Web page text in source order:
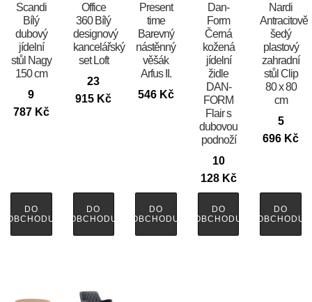
Scandi
Bílý
dubový
jídelní
stůl Nagy
150 cm
9
787 Kč
DO
OBCHODU
Office
360 Bílý
designový
kancelářský
set Loft
23
915 Kč
DO
OBCHODU
Present
time
Barevný
nástěnný
věšák
Arfus II.
546 Kč
DO
OBCHODU
​​​​​Dan-
Form
Černá
kožená
jídelní
židle
DAN-
FORM
Flair s
dubovou
podnoží
10
128 Kč
DO
OBCHODU
Nardi
Antracitově
šedý
plastový
zahradní
stůl Clip
80 x 80
cm
5
696 Kč
DO
OBCHODU